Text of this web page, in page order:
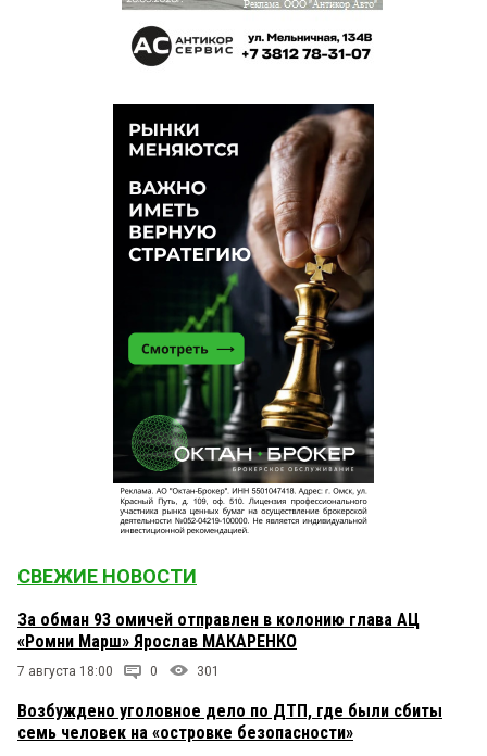
СВЕЖИЕ НОВОСТИ
За обман 93 омичей отправлен в колонию глава АЦ
«Ромни Марш» Ярослав МАКАРЕНКО
7 августа 18:00 0 301
Возбуждено уголовное дело по ДТП, где были сбиты
семь человек на «островке безопасности»